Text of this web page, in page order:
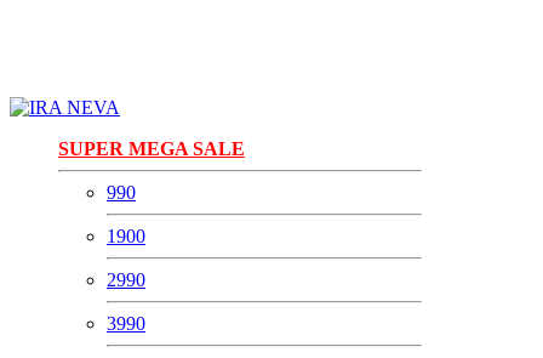
SUPER MEGA SALE
990
1900
2990
3990